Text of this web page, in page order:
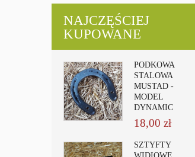
NAJCZĘŚCIEJ
KUPOWANE
PODKOWA
STALOWA
MUSTAD -
MODEL
DYNAMIC
18,00 zł
SZTYFTY